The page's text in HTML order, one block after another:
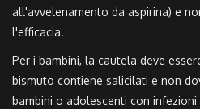
all'avvelenamento da aspirina) e
l'efficacia.
Per i bambini, la cautela deve
bismuto contiene salicilati e non
bambini o adolescenti con